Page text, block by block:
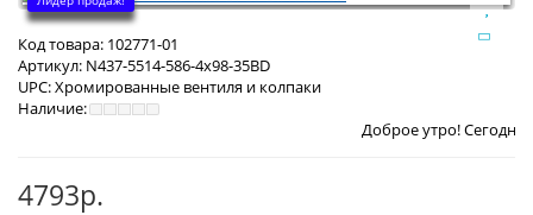
Код товара: 102771-01
Артикул: N437-5514-586-4x98-35BD
UPC:Хромированные вентиля и колпаки
Наличие:
Доброе утро! СегодняЧетверг 6
4793р.